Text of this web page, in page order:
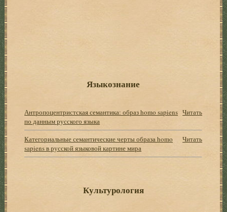
Языкознание
Антропоцентристская семантика: образ homo sapiens
по данным русского языка
Читать
Категориальные семантические черты образа homo
sapiens в русской языковой картине мира
Читать
Культурология